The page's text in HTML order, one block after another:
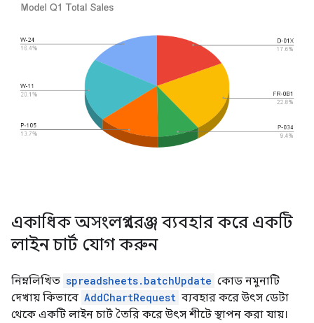
একাধিক অসংলগ্ন রেঞ্জ ব্যবহার করে একটি
লাইন চার্ট যোগ করুন
নিম্নলিখিত spreadsheets.batchUpdate কোড নমুনাটি
দেখায় কিভাবে AddChartRequest ব্যবহার করে উৎস ডেটা
থেকে একটি লাইন চার্ট তৈরি করে উৎস শীটে স্থাপন করা যায়।